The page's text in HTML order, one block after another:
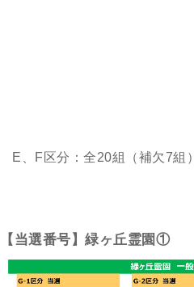
E、F区分：全20組（補欠7組）
【当選番号】緑ヶ丘霊園①